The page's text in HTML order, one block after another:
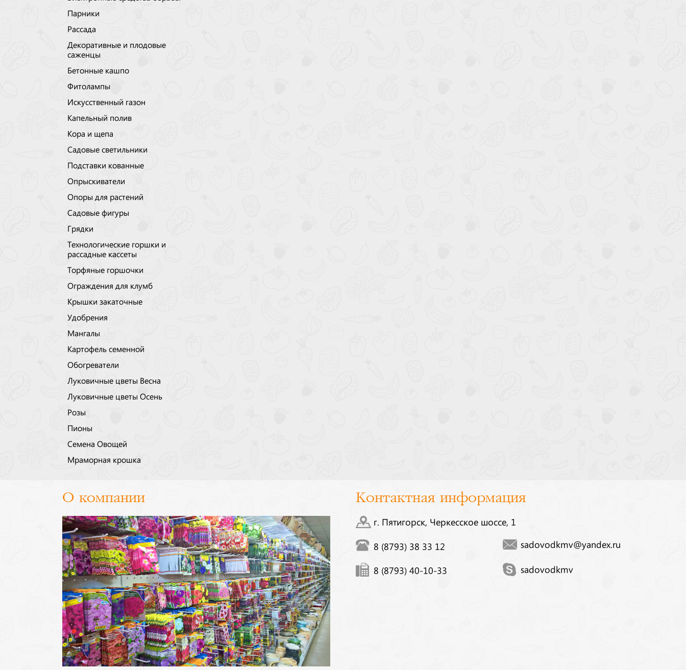
Парники
Рассада
Декоративные и плодовые
саженцы
Бетонные кашпо
Фитолампы
Искусственный газон
Капельный полив
Кора и щепа
Садовые светильники
Подставки кованные
Опрыскиватели
Опоры для растений
Садовые фигуры
Грядки
Технологические горшки и
рассадные кассеты
Торфяные горшочки
Ограждения для клумб
Крышки закаточные
Удобрения
Мангалы
Картофель семенной
Обогреватели
Луковичные цветы Весна
Луковичные цветы Осень
Розы
Пионы
Семена Овощей
Мраморная крошка
О компании Контактная информация
г. Пятигорск, Черкесское шоссе, 1
8 (8793) 38 33 12
8 (8793) 40-10-33
sadovodkmv@yandex.ru
sadovodkmv